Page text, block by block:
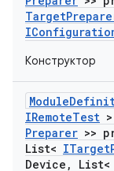
Target
Конструктор
Module
IRemoteTest
Preparer >>
List< ITarget
Device , List<